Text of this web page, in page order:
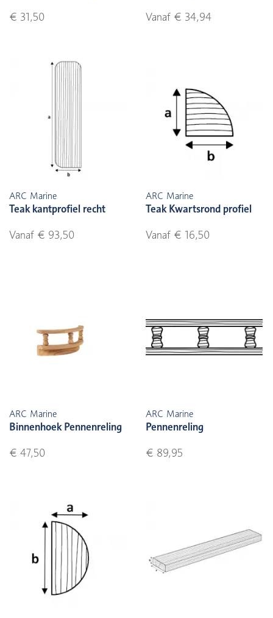
€ 31,50 Vanaf € 34,94
ARC Marine
Teak kantprofiel recht
Vanaf € 93,50
ARC Marine
Teak Kwartsrond profiel
Vanaf € 16,50
ARC Marine
Binnenhoek Pennenreling
€ 47,50
ARC Marine
Pennenreling
€ 89,95